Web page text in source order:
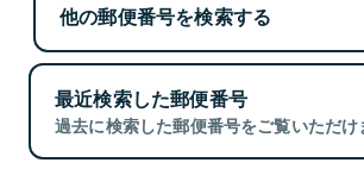
他の郵便番号を検索する
最近検索した郵便番号
過去に検索した郵便番号をご覧いただけ